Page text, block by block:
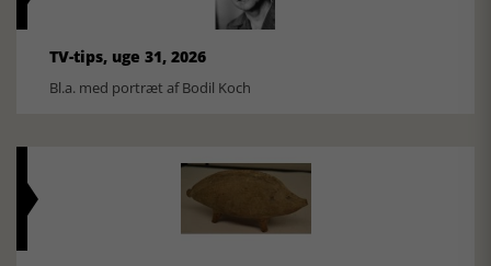
TV-tips, uge 31, 2026
Bl.a. med portræt af Bodil Koch